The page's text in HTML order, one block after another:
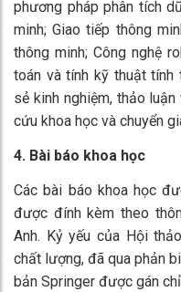
phương pháp phân tích
minh; Giao tiếp thông
thông minh; Công nghệ
toán và tính kỹ thuật tính
sẻ kinh nghiệm, thảo
cứu khoa học và chuyển
4. Bài báo khoa học
Các bài báo khoa học
được đính kèm theo
Anh. Kỷ yếu của Hội
chất lượng, đã qua phản
bản Springer được gán